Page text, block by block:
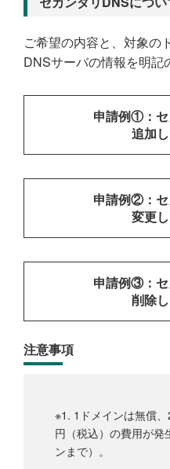
ご希望の内容と、対象の
DNSサーバの情報を明記
申請例①：
追加
申請例②：
変更
申請例③：
削除
注意事項
※1. 1ドメインは無償
円（税込）の費用が発
ンまで）。